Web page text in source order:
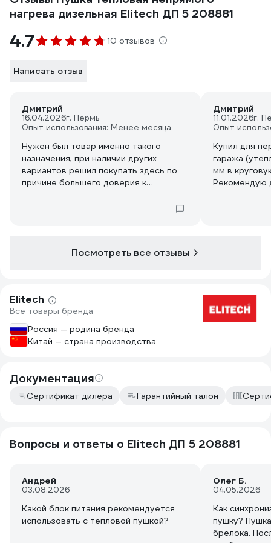
нагрева дизельная Elitech ДП 5 208881
4.7 10 отзывов
Написать отзыв
Дмитрий
16.04.2026г. Пермь
Опыт использования: Менее месяца
Нужен был товар именно такого
назначения, при наличии других
вариантов решил покупать здесь по
причине большего доверия к
заявлено магазином.
контроля не оставлял, хотя
инструкция говорила о наличии
автоматики безопасности, но все
таки... Еще и огнетушитель ОП-4
присутствии, перестала выдавать
теплый поток и в камере сгорания
сильно загудело, из выхлопной трубы
система уже не запустилась (может
Гарантийная мастерская, Акт замены,
всего через неделю!).
Поставил, запустил. Работает.
Дмитрий
11.01.2026г.
Опыт
Купил для
гаража
мм в
Рекомендую
Посмотреть все отзывы
Elitech
Все товары бренда
Россия — родина бренда
Китай — страна производства
Документация
Сертификат дилера Гарантийный талон
Вопросы и ответы о Elitech ДП 5 208881
Андрей
03.08.2026
Какой блок питания рекомендуется
использовать с тепловой пушкой?
Олег Б.
04.05.2026
Как
пушку?
брелока.